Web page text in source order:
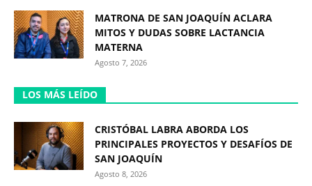
MATRONA DE SAN JOAQUÍN ACLARA
MITOS Y DUDAS SOBRE LACTANCIA
MATERNA
Agosto 7, 2026
LOS MÁS LEÍDO
CRISTÓBAL LABRA ABORDA LOS
PRINCIPALES PROYECTOS Y DESAFÍOS DE
SAN JOAQUÍN
Agosto 8, 2026